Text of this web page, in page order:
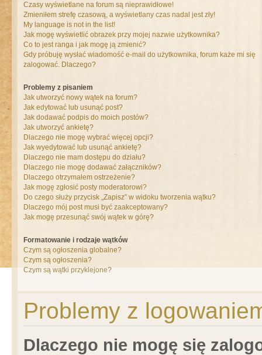
Czasy wyświetlane na forum są nieprawidłowe!
Zmieniłem strefę czasową, a wyświetlany czas nadal jest zły!
My language is not in the list!
Jak mogę wyświetlić obrazek przy mojej nazwie użytkownika?
Co to jest ranga i jak mogę ją zmienić?
Gdy próbuję wysłać wiadomość e-mail do użytkownika, forum każe mi się
zalogować. Dlaczego?
Problemy z pisaniem
Jak utworzyć nowy wątek na forum?
Jak edytować lub usunąć post?
Jak dodawać podpis do moich postów?
Jak utworzyć ankietę?
Dlaczego nie mogę wybrać więcej opcji?
Jak wyedytować lub usunąć ankietę?
Dlaczego nie mam dostępu do działu?
Dlaczego nie mogę dodawać załączników?
Dlaczego otrzymałem ostrzeżenie?
Jak mogę zgłosić posty moderatorowi?
Do czego służy przycisk „Zapisz” w widoku tworzenia wątku?
Dlaczego mój post musi być zaakceptowany?
Jak mogę przesunąć swój wątek w górę?
Formatowanie i rodzaje wątków
Czym są ogłoszenia globalne?
Czym są ogłoszenia?
Czym są wątki przyklejone?
Problemy z
Dlaczego nie mogę się